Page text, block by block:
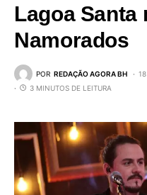
Lagoa Santa
Namorados
POR REDAÇÃO AGORA BH
3 MINUTOS DE LEITURA